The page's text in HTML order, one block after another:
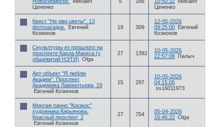
Цененко
Цененко
Квест "Не рви цветы". 13
фотозагадок.
Евгений
Козионов
19 309
12-05-2026
09:25:00 Евгений
Козионов
Скульптуры из прошлого на
проспекте Карла Маркса (у
общежитий НЭТИ)
Olga
27 1392
10-05-2026
22:57:08 Палыч
Арт-объект "Я люблю
Академ". Проспект
Академика Лаврентьева, 19
Евгений Козионов
15 297
10-05-2026
04:15:05
ss16011973
Монтаж панно "Космос"
художника Кирьянова.
Красный проспект, 2
Евгений Козионов
27 754
05-04-2026
16:46:22 Olga